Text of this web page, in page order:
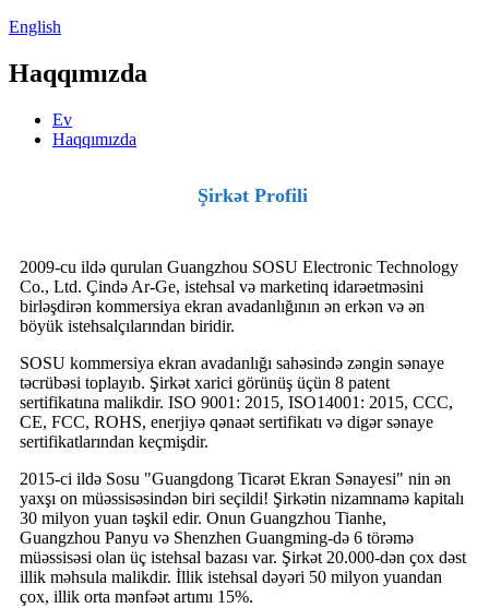
English
Haqqımızda
Ev
Haqqımızda
Şirkət Profili
2009-cu ildə qurulan Guangzhou SOSU Electronic Technology
Co., Ltd. Çində Ar-Ge, istehsal və marketinq idarəetməsini
birləşdirən kommersiya ekran avadanlığının ən erkən və ən
böyük istehsalçılarından biridir.
SOSU kommersiya ekran avadanlığı sahəsində zəngin sənaye
təcrübəsi toplayıb. Şirkət xarici görünüş üçün 8 patent
sertifikatına malikdir. ISO 9001: 2015, ISO14001: 2015, CCC,
CE, FCC, ROHS, enerjiyə qənaət sertifikatı və digər sənaye
sertifikatlarından keçmişdir.
2015-ci ildə Sosu "Guangdong Ticarət Ekran Sənayesi" nin ən
yaxşı on müəssisəsindən biri seçildi! Şirkətin nizamnamə kapitalı
30 milyon yuan təşkil edir. Onun Guangzhou Tianhe,
Guangzhou Panyu və Shenzhen Guangming-də 6 törəmə
müəssisəsi olan üç istehsal bazası var. Şirkət 20.000-dən çox dəst
illik məhsula malikdir. İllik istehsal dəyəri 50 milyon yuandan
çox, illik orta mənfəət artımı 15%.